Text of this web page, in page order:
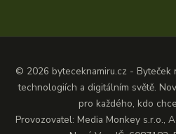
© 2026 byteceknamiru.cz - Byteček
technologiích a digitálním světě.
pro každého, kdo
Provozovatel: Media Monkey s.r.o.,